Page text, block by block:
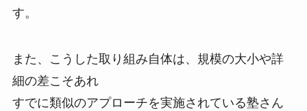
す。
また、こうした取り組み自体は、規模の大小や詳
細の差こそあれ
すでに類似のアプローチを実施されている塾さん